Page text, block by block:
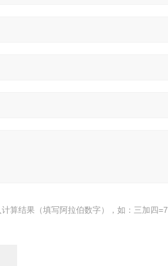
算结果（填写阿拉伯数字），如：三加四=7